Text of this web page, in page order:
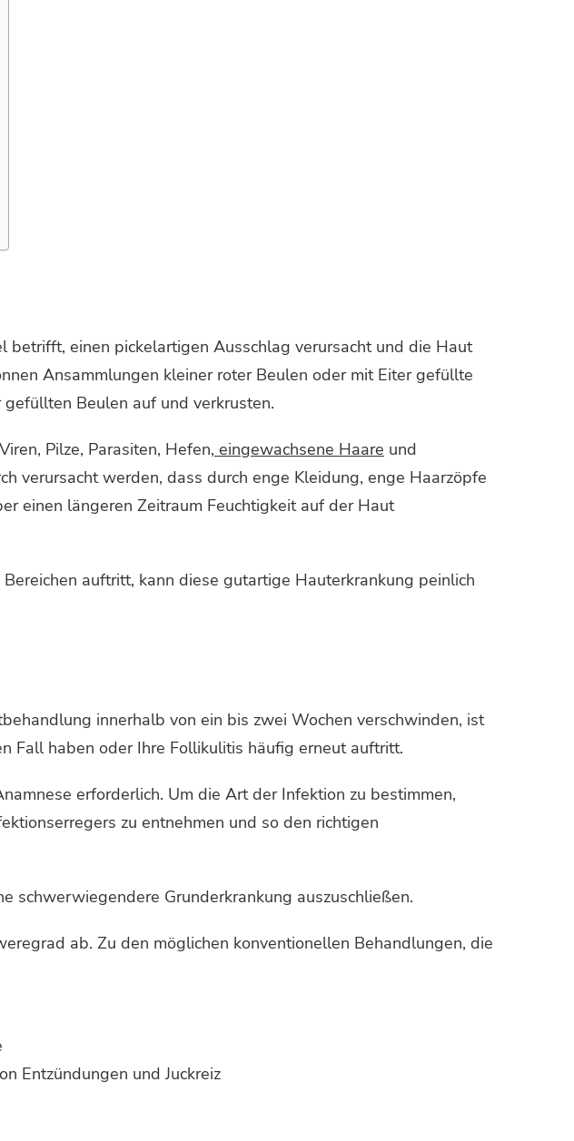
betrifft, einen pickelartigen Ausschlag verursacht und die Haut
Ansammlungen kleiner roter Beulen oder mit Eiter gefüllte
Beulen auf und verkrusten.
Pilze, Parasiten, Hefen, eingewachsene Haare und
verursacht werden, dass durch enge Kleidung, enge Haarzöpfe
einen längeren Zeitraum Feuchtigkeit auf der Haut
auftritt, kann diese gutartige Hauterkrankung peinlich
innerhalb von ein bis zwei Wochen verschwinden, ist
Fall haben oder Ihre Follikulitis häufig erneut auftritt.
erforderlich. Um die Art der Infektion zu bestimmen,
zu entnehmen und so den richtigen
schwerwiegendere Grunderkrankung auszuschließen.
ab. Zu den möglichen konventionellen Behandlungen, die
Entzündungen und Juckreiz